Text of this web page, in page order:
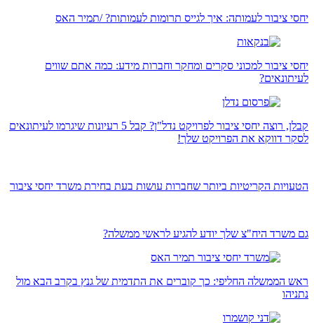
יחסי ציבור לעמותה: איך לגייס תרומות לעמותות? /תמיר האס
יחסי ציבור למכוני סקרים ומחקר וחברות מידע: כמה אתם שווים
לעיתונאים?
קבלן, רוצה יחסי ציבור לפרויקט נדל"ן? קבל 5 רעיונות שיגרמו לעיתונאים
לסקר דווקא את הפרויקט שלך!
הטעויות הקריטיות ביותר שחברות עושות בעת בחירת משרד יחסי ציבור
גם משרד היח"צ שלך יודע להגיע לראשי ממשלה?
ראש הממשלה החליפי: כך קוברים את התדמית של גנץ בקרב הבא מול
נתניהו